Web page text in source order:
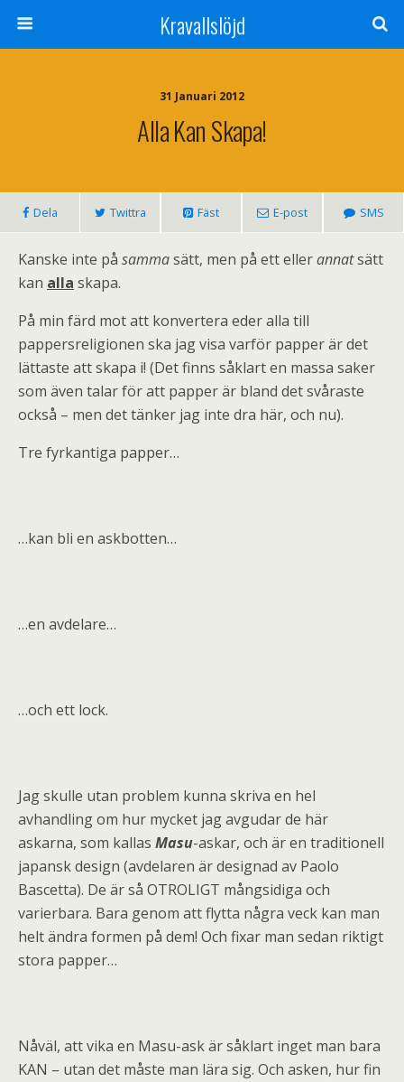
Kravallslöjd
31 Januari 2012
Alla Kan Skapa!
Dela Twittra Fäst E-post SMS
Kanske inte på sammasätt, men på ett ellerannatsätt
kan alla skapa.
På min färd mot att konvertera eder alla till
pappersreligionen ska jag visa varför papper är det
lättaste att skapa i! (Det finns såklart en massa saker
som även talar för att papper är bland det svåraste
också – men det tänker jag inte dra här, och nu).
Tre fyrkantiga papper…
…kan bli en askbotten…
…en avdelare…
…och ett lock.
Jag skulle utan problem kunna skriva en hel
avhandling om hur mycket jag avgudar de här
askarna, som kallas Masu-askar, och är en traditionell
japansk design (avdelaren är designad av Paolo
Bascetta). De är så OTROLIGT mångsidiga och
varierbara. Bara genom att flytta några veck kan man
helt ändra formen på dem! Och fixar man sedan riktigt
stora papper…
Nåväl, att vika en Masu-ask är såklart inget man bara
KAN – utan det måste man lära sig. Och asken, hur fin